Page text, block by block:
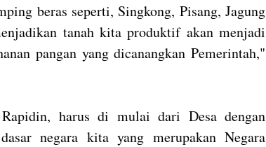
beras seperti, Singkong, Pisang, Jagung
tanah kita produktif akan menjadi
pangan yang dicanangkan Pemerintah,"
harus di mulai dari Desa dengan
negara kita yang merupakan Negara